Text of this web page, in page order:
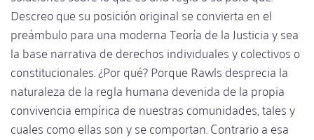
Descreo que su posición original se convierta en el
preámbulo para una moderna Teoría de la Justicia y sea
la base narrativa de derechos individuales y colectivos o
constitucionales. ¿Por qué? Porque Rawls desprecia la
naturaleza de la regla humana devenida de la propia
convivencia empírica de nuestras comunidades, tales y
cuales como ellas son y se comportan. Contrario a esa